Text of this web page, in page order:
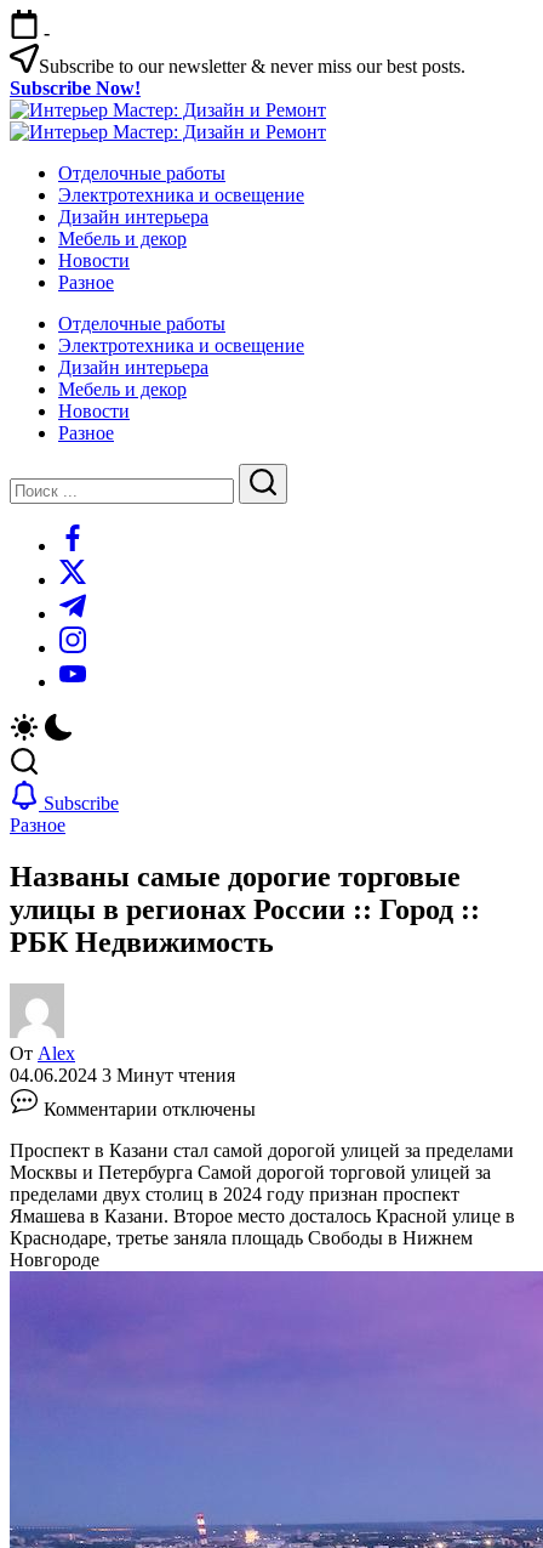
Перейти
к
содержимому
-
Subscribe to our newsletter & never miss our best posts.
Subscribe Now!
Интерьер
Мастер:
Интерьер
Дизайн
Ремонт
Интерьер
Мастер:
Дизайн
Ремонт
Отделочные работы
Электротехника и освещение
Дизайн интерьера
Мебель и декор
Новости
Разное
Отделочные работы
Электротехника и освещение
Дизайн интерьера
Мебель и декор
Новости
Разное
Поиск
Поиск
https://www.facebook.com/
https://twitter.com/
https://t.me/
https://www.instagram.com/
https://youtube.com/
Subscribe
Разное
Названы самые дорогие торговые
улицы в регионах России :: Город ::
РБК Недвижимость
От Alex
04.06.2024 3 Минут чтения
Комментарии записи
самые
дорогие
торговые
улицы
в
регионах
отключены
Проспект в Казани стал самой дорогой улицей за пределами
Москвы и Петербурга Самой дорогой торговой улицей за
пределами двух столиц в 2024 году признан проспект
Ямашева в Казани. Второе место досталось Красной улице в
Краснодаре, третье заняла площадь Свободы в Нижнем
Новгороде